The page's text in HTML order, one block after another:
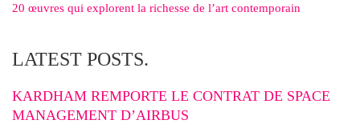
20 œuvres qui explorent la richesse de l’art contemporain
LATEST POSTS.
KARDHAM REMPORTE LE CONTRAT DE SPACE
MANAGEMENT D’AIRBUS